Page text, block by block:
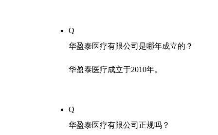
Q
华盈泰医疗有限公司是哪年成立的？
华盈泰医疗成立于2010年。
Q
华盈泰医疗有限公司正规吗？